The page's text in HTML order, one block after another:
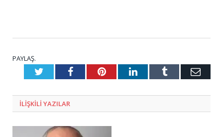
PAYLAŞ.
TwitterFacebookPinterestLinkedInTumblr E-
ILIŞKILI YAZILAR